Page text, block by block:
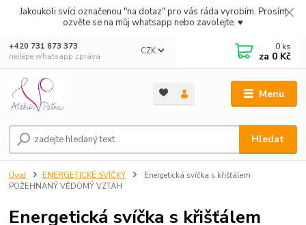
Jakoukoli svíci označenou "na dotaz" pro vás ráda vyrobím. Prosím
ozvěte se na můj whatsapp nebo zavolejte. ♥
Menu
CZK
Hledat
+420 731 873 373
nejlépe whatsapp zpráva
0 ks
za 0 Kč
Úvod ENERGETICKÉ SVÍČKY
Energetická svíčka s křišťálem
POŽEHNANÝ VĚDOMÝ VZTAH
Energetická svíčka s křišťálem